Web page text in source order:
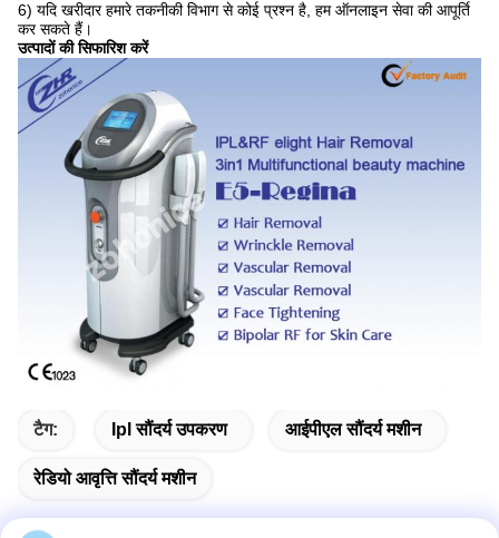
6) यदि खरीदार हमारे तकनीकी विभाग से कोई प्रश्न है, हम ऑनलाइन सेवा की आपूर्ति
कर सकते हैं।
उत्पादों की सिफारिश करें
टैग: Ipl सौंदर्य उपकरण आईपीएल सौंदर्य मशीन
रेडियो आवृत्ति सौंदर्य मशीन